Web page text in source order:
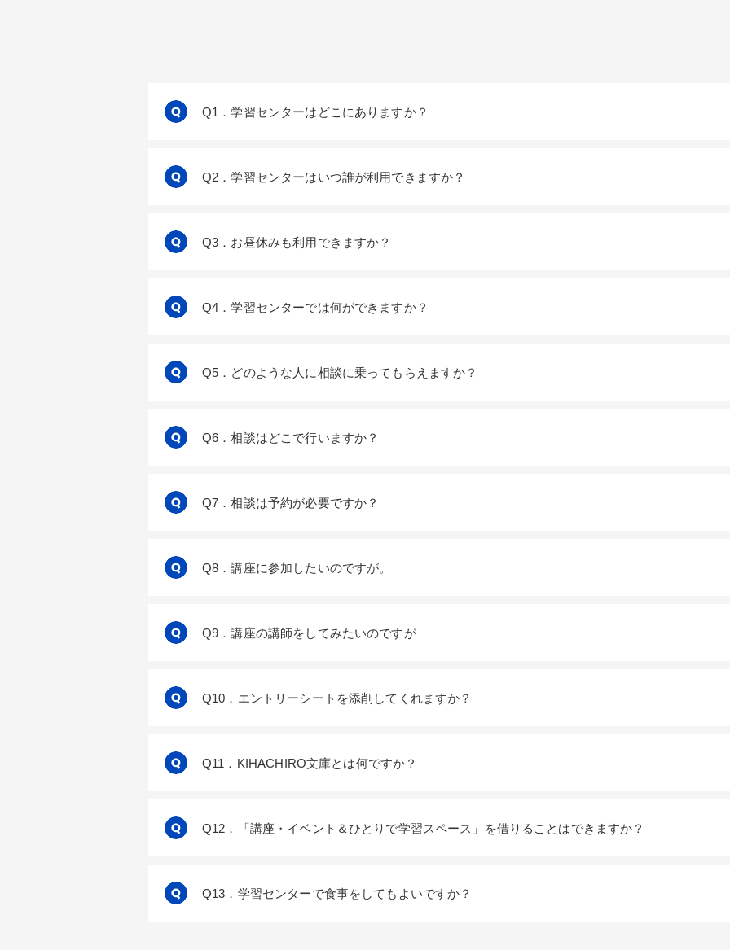
よく検索されるページ
Q1．学習センターはどこにありますか？
Q2．学習センターはいつ誰が利用できますか？
Q3．お昼休みも利用できますか？
Q4．学習センターでは何ができますか？
Q5．どのような人に相談に乗ってもらえますか？
Q6．相談はどこで行いますか？
Q7．相談は予約が必要ですか？
Q8．講座に参加したいのですが。
Q9．講座の講師をしてみたいのですが
Q10．エントリーシートを添削してくれますか？
Q11．KIHACHIRO文庫とは何ですか？
Q12．「講座・イベント＆ひとりで学習スペース」を借りることはできますか？
Q13．学習センターで食事をしてもよいですか？